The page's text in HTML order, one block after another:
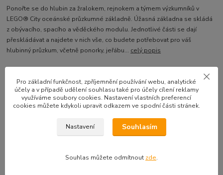
Ponořte se do hlubin za žralokem, rejnokem a týmem výzkumníků v
LEGO® City oceánské průzkumné základně. Úžasná základna se skládá
z obývacího, spacího a věděckého modulu. Jednotlivé části se dají
přeskládávat a najdete v nich vše, co budete potřebovat pro váš
hlubinný průzkum, včetně ponorky, jeřábu... celý popis
skladem
k odeslání následující pracovní den
Přidat do košíku
Pro základní funkčnost, zpříjemnění používání webu, analytické
účely a v případě udělení souhlasu také pro účely cílení reklamy
využíváme soubory cookies. Nastavení vlastních preferencí
cookies můžete kdykoli upravit odkazem ve spodní části stránek.
Nastavení Souhlasím
Souhlas můžete odmítnout zde.